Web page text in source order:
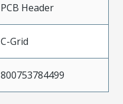
PCB Header
C-Grid
800753784499